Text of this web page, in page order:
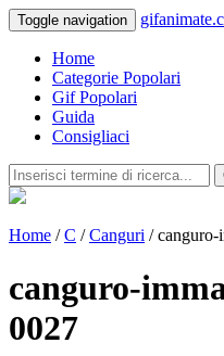
Toggle navigation
Home
Categorie Popolari
Gif Popolari
Guida
Consigliaci
Home /C /Canguri / canguro-
canguro-
0027